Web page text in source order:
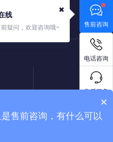
查看更多
售前咨询
线
疑问，欢迎咨询哦~
✖
电话咨询
售后服务
×
售前咨询，有什么可以